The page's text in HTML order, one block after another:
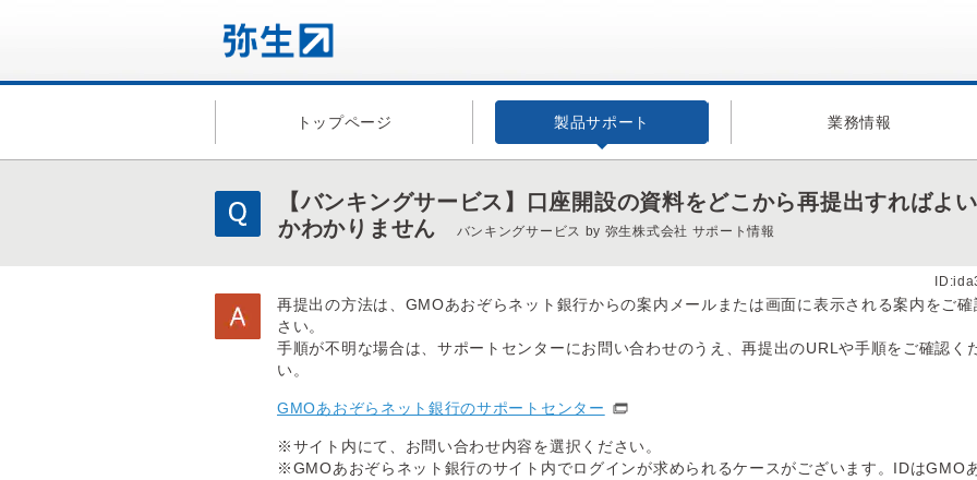
トップページ 製品サポート 業務情報
【バンキングサービス】口座開設の資料をどこから再提出すればよい
かわかりません
バンキングサービス by 弥生株式会社 サポート情報
再提出の方法は、GMOあおぞらネット銀行からの案内メールまたは画面に表示される案内をご
さい。
手順が不明な場合は、サポートセンターにお問い合わせのうえ、再提出のURLや手順をご確認く
い。
GMOあおぞらネット銀行のサポートセンター
※サイト内にて、お問い合わせ内容を選択ください。
※GMOあおぞらネット銀行のサイト内でログインが求められるケースがございます。IDはGMO